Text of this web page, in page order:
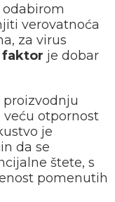
verovatnoća
za virus
faktor je dobar
veću otpornost
je
da se
štete, s
pomenutih